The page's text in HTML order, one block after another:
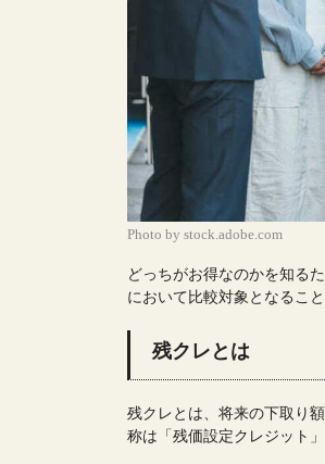
Photo by stock.adobe.com
どっちがお得なのかを知る
において比較対象となるこ
残クレとは
残クレとは、将来の下取り
称は「残価設定クレジット」